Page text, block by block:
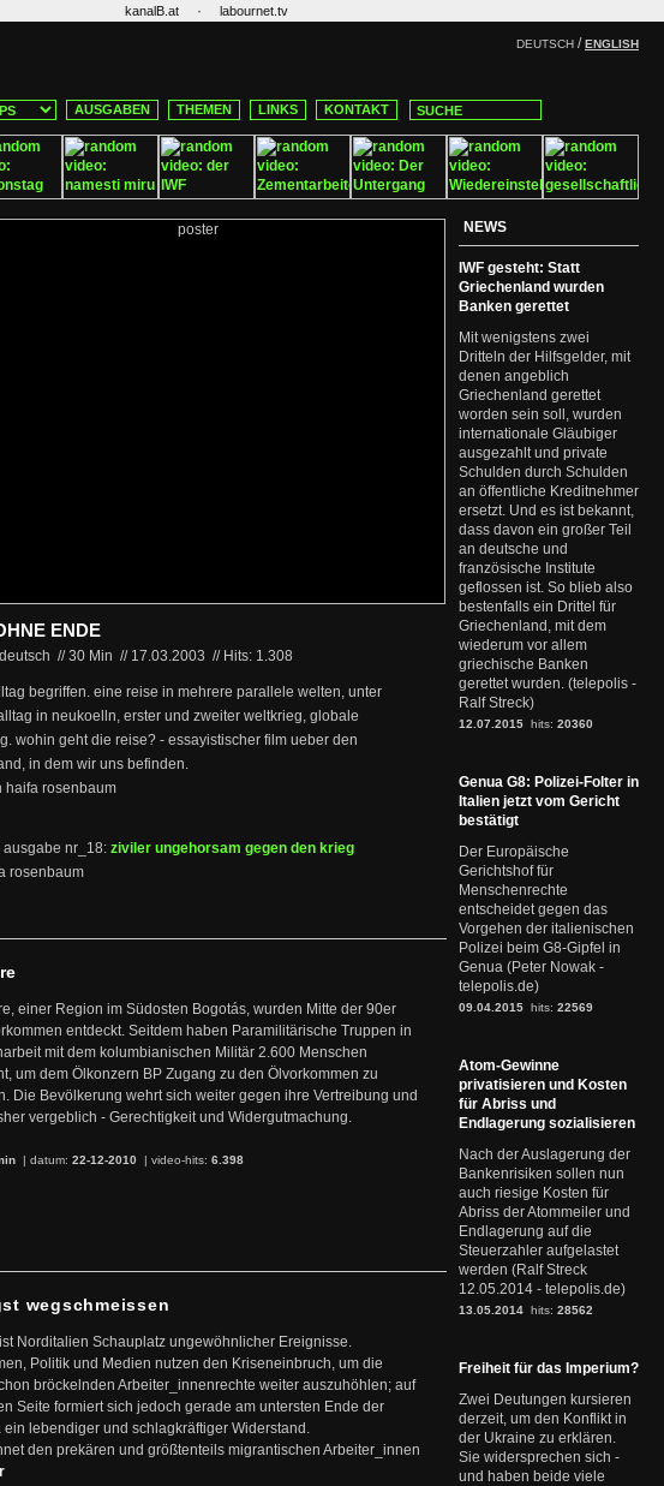
kanalB.at · labournet.tv
DEUTSCH /ENGLISH
AUSGABEN THEMEN LINKS KONTAKT
ENDE
//30 Min // 17.03.2003 // Hits: 1.308
begriffen. eine reise in mehrere parallele welten, unter
in neukoelln, erster und zweiter weltkrieg, globale
wohin geht die reise? - essayistischer film ueber den
in dem wir uns befinden.
haifa rosenbaum
ausgabe nr_18: ziviler ungehorsam gegen den krieg
rosenbaum
einer Region im Südosten Bogotás, wurden Mitte der 90er
entdeckt. Seitdem haben Paramilitärische Truppen in
mit dem kolumbianischen Militär 2.600 Menschen
um dem Ölkonzern BP Zugang zu den Ölvorkommen zu
Die Bevölkerung wehrt sich weiter gegen ihre Vertreibung und
vergeblich - Gerechtigkeit und Widergutmachung.
| datum: 22-12-2010 | video-hits: 6.398
wegschmeissen
Norditalien Schauplatz ungewöhnlicher Ereignisse.
Politik und Medien nutzen den Kriseneinbruch, um die
bröckelnden Arbeiter_innenrechte weiter auszuhöhlen; auf
Seite formiert sich jedoch gerade am untersten Ende der
ein lebendiger und schlagkräftiger Widerstand.
den prekären und größtenteils migrantischen Arbeiter_innen
NEWS
IWF gesteht: Statt
Griechenland wurden
Banken gerettet
Mit wenigstens zwei
Dritteln der Hilfsgelder, mit
denen angeblich
Griechenland gerettet
worden sein soll, wurden
internationale Gläubiger
ausgezahlt und private
Schulden durch Schulden
an öffentliche Kreditnehmer
ersetzt. Und es ist bekannt,
dass davon ein großer Teil
an deutsche und
französische Institute
geflossen ist. So blieb also
bestenfalls ein Drittel für
Griechenland, mit dem
wiederum vor allem
griechische Banken
gerettet wurden. (telepolis -
Ralf Streck)
12.07.2015 hits: 20360
Genua G8: Polizei-Folter in
Italien jetzt vom Gericht
bestätigt
Der Europäische
Gerichtshof für
Menschenrechte
entscheidet gegen das
Vorgehen der italienischen
Polizei beim G8-Gipfel in
Genua (Peter Nowak -
telepolis.de)
09.04.2015 hits: 22569
Atom-Gewinne
privatisieren und Kosten
für Abriss und
Endlagerung sozialisieren
Nach der Auslagerung der
Bankenrisiken sollen nun
auch riesige Kosten für
Abriss der Atommeiler und
Endlagerung auf die
Steuerzahler aufgelastet
werden (Ralf Streck
12.05.2014 - telepolis.de)
13.05.2014 hits: 28562
Freiheit für das Imperium?
Zwei Deutungen kursieren
derzeit, um den Konflikt in
der Ukraine zu erklären.
Sie widersprechen sich -
und haben beide viele